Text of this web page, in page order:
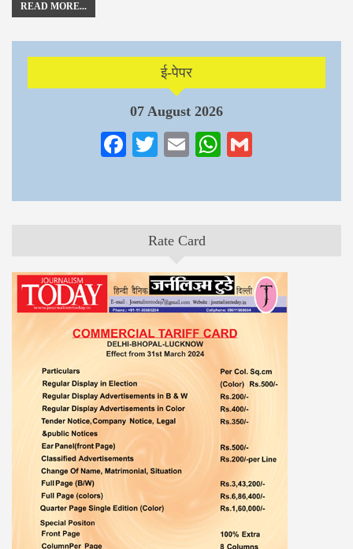
READ MORE...
ई-पेपर
07 August 2026
Facebook
TwitterEmailWhatsApp
Rate Card